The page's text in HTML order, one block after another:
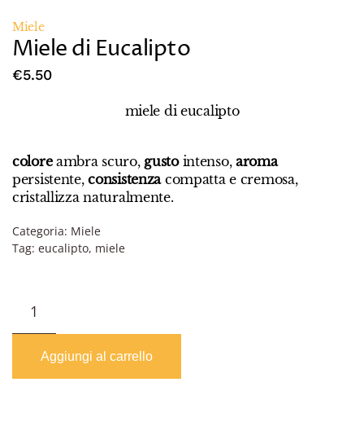
Miele
Miele di Eucalipto
€5.50
miele di eucalipto
coloreambra scuro, gustointenso, aroma
persistente,consistenzacompatta e cremosa,
cristallizza naturalmente.
Categoria: Miele
Tag: eucalipto, miele
Eucalipto
quantitàAggiungi al carrello